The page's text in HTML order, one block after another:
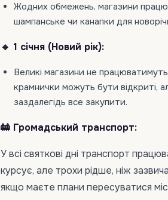
Жодних обмежень, магазини
шампанське чи канапки для
🔹 1 січня (Новий рік):
Великі магазини не
крамнички можуть бути відкриті,
заздалегідь все закупити.
🚋 Громадський транспорт:
У всі святкові дні транспорт
курсує, але трохи рідше, ніж
якщо маєте плани пересуватися